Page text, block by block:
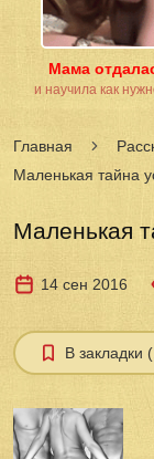
Мама
и научила как
Главная
Маленькая тайна
Маленькая
14 сен 2016
В закладки